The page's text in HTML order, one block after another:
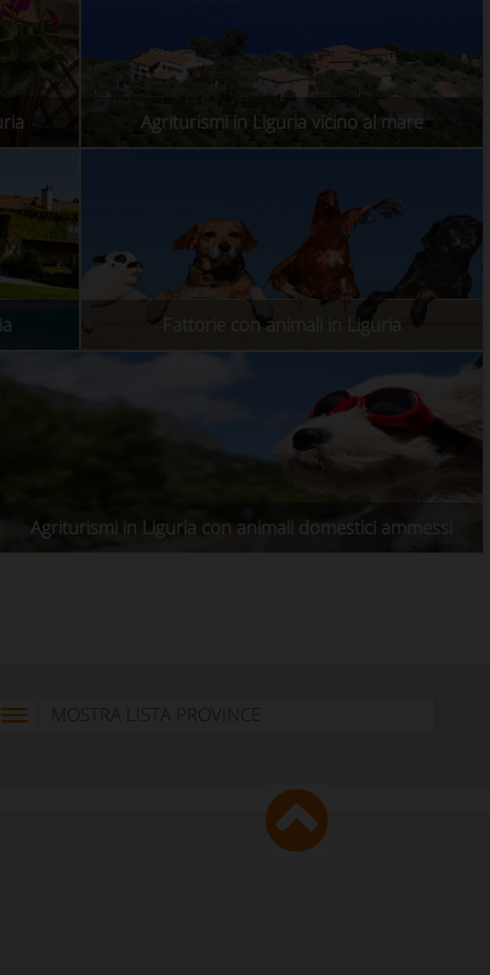
Agriturismi in Liguria vicino al mare
Fattorie con animali in Liguria
Agriturismi in Liguria con animali domestici ammessi
MOSTRA LISTA PROVINCE